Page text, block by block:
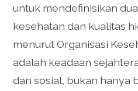
untuk mendefinisikan
kesehatan dan kualitas
menurut Organisasi
adalah keadaan
dan sosial, bukan hanya